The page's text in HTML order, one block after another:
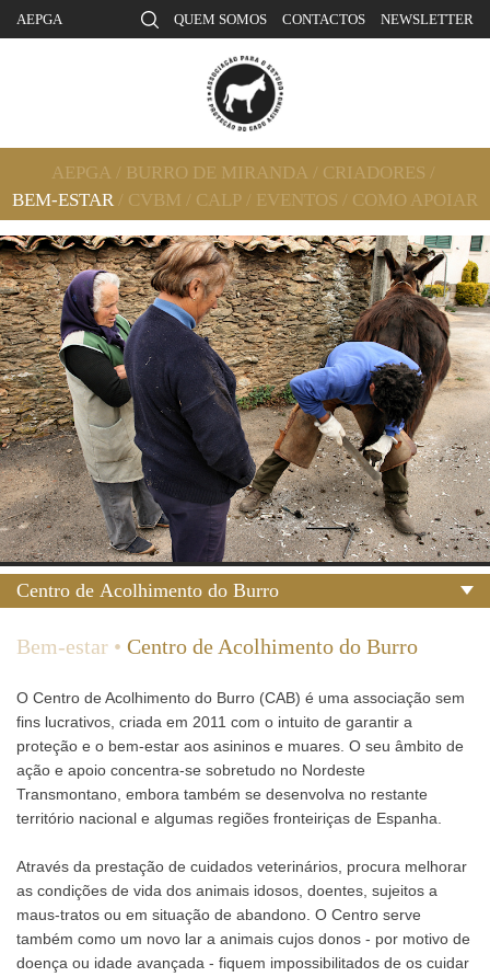
AEPGA QUEM SOMOS CONTACTOS NEWSLETTER
AEPGA / BURRO DE MIRANDA / CRIADORES /
BEM-ESTAR/ CVBM / CALP / EVENTOS / COMO APOIAR
Bem-estar • Centro de Acolhimento do Burro
O Centro de Acolhimento do Burro (CAB) é uma associação sem
fins lucrativos, criada em 2011 com o intuito de garantir a
proteção e o bem-estar aos asininos e muares. O seu âmbito de
ação e apoio concentra-se sobretudo no Nordeste
Transmontano, embora também se desenvolva no restante
território nacional e algumas regiões fronteiriças de Espanha.
Através da prestação de cuidados veterinários, procura melhorar
as condições de vida dos animais idosos, doentes, sujeitos a
maus-tratos ou em situação de abandono. O Centro serve
também como um novo lar a animais cujos donos - por motivo de
doença ou idade avançada - fiquem impossibilitados de os cuidar
Centro de Acolhimento do Burro